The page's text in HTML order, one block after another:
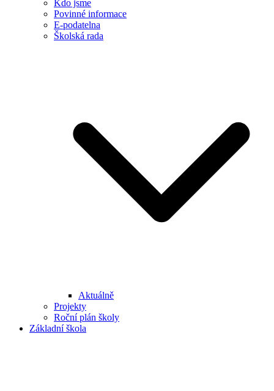
Kdo jsme
Povinné informace
E-podatelna
Školská rada
Aktuálně
Projekty
Roční plán školy
Základní škola